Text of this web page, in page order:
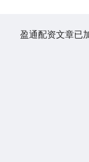
盈通配资文章已